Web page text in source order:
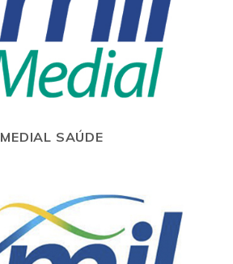
MEDIAL SAÚDE